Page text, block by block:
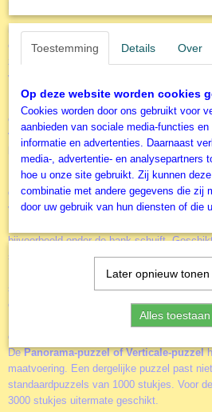
NIEUWdePuzzel-ezel
comfortabel in elkaar leggen van een
zithoudng wordt het puzelen ook voor
van nek, schouders of rug een stuk prettiger.
Een basis accessoire is het puzzel-
een verpakking). Alle stukjes netjes
volle doos hoeft te zoeken en de deksel
Een puzzel is meestal niet in één dag af.
de puzzel als u er niet aan werkt zijn er
verschillendePuzzelopbergsystemen
bijvoorbeeld onder de bank schuift.
stukjes.
die je rechtop tegen de
schuiven. Je hebt ze met klittenband (tot
een rits (maximaal 1000 stukjes).
is een oprolsysteem.
grootste voordeel dat deze verkrijgbaar is
DePanorama-puzzel of Verticale-puzzel
maatvoering. Een dergelijke puzzel past
standaardpuzzels van 1000 stukjes. Voor
3000 stukjes uitermate geschikt.
Toestemming Details Over
Op deze website worden cookies
Cookies worden door ons gebruikt voor
aanbieden van sociale media-functies
informatie en advertenties. Daarnaast
media-, advertentie- en analysepartners
hoe u onze site gebruikt. Zij kunnen
combinatie met andere gegevens die zij
door uw gebruik van hun diensten of die
Later opnieuw tonen
Alles toestaan